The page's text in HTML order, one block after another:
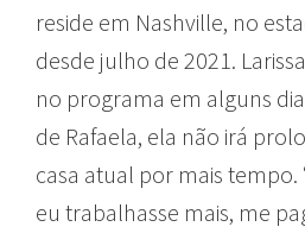
reside em Nashville, no
desde julho de 2021.
no programa em alguns
de Rafaela, ela não irá
casa atual por mais tempo.
eu trabalhasse mais, me